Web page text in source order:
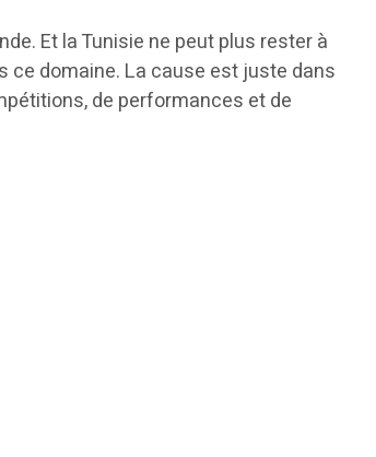
Et la Tunisie ne peut plus rester à
ce domaine. La cause est juste dans
de performances et de